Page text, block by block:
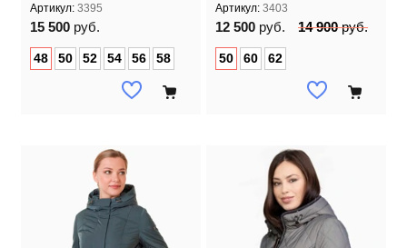
Артикул: 3395
15 500 руб.
48 50 52 54 56 58
Артикул: 3403
12 500 руб. 14 900руб.
50 60 62